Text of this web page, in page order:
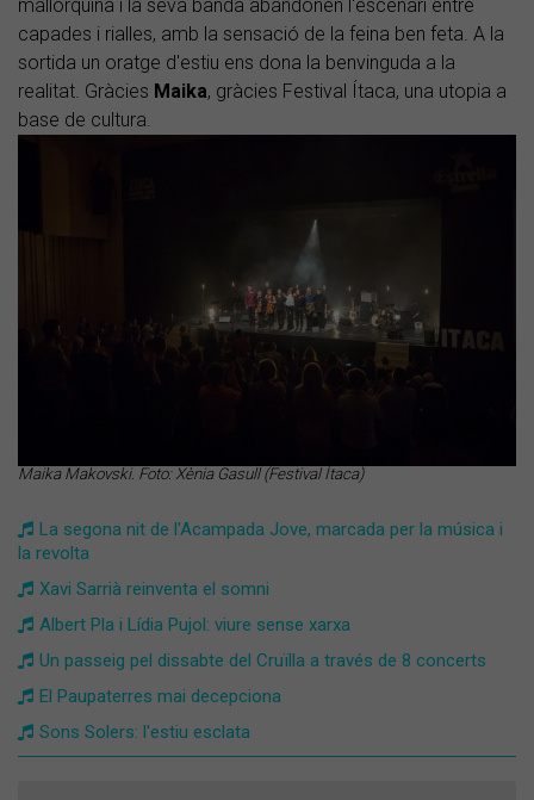
mallorquina i la seva banda abandonen l'escenari entre
capades i rialles, amb la sensació de la feina ben feta. A la
sortida un oratge d'estiu ens dona la benvinguda a la
realitat. Gràcies Maika, gràcies Festival Ítaca, una utopia a
base de cultura.
Maika Makovski. Foto: Xènia Gasull (Festival Ítaca)
La segona nit de l'Acampada Jove, marcada per la música i
la revolta
Xavi Sarrià reinventa el somni
Albert Pla i Lídia Pujol: viure sense xarxa
Un passeig pel dissabte del Cruïlla a través de 8 concerts
El Paupaterres mai decepciona
Sons Solers: l'estiu esclata